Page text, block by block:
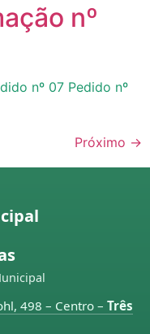
nº
nº 07 Pedido nº
Próximo →
498 – Centro – Três